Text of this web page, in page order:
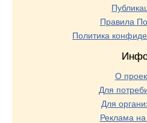
Правила
Политика
О
Для
Для
Реклама на